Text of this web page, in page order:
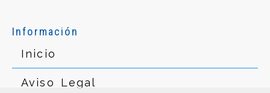
Información
Inicio
Aviso Legal